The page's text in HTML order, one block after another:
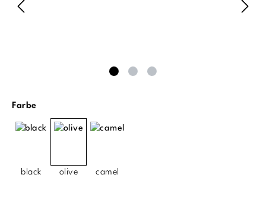
Farbeauswählen
black olive camel